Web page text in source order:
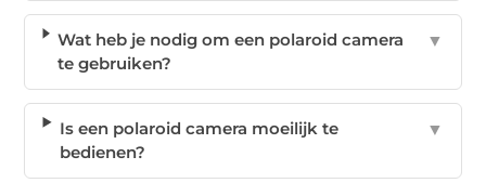
Wat heb je nodig om een polaroid camera
te gebruiken?
▼
Is een polaroid camera moeilijk te
bedienen?
▼